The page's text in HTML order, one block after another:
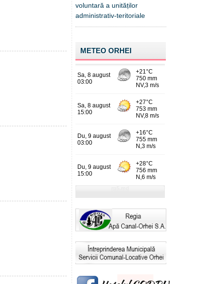
voluntară a unităților
administrativ-teritoriale
METEO ORHEI